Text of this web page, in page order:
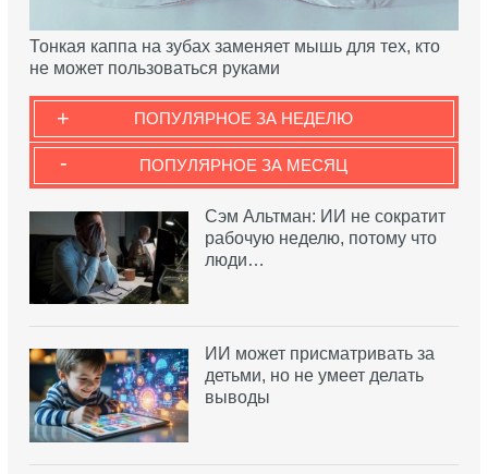
Тонкая каппа на зубах заменяет мышь для тех, кто
не может пользоваться руками
ПОПУЛЯРНОЕ ЗА НЕДЕЛЮ
+
ПОПУЛЯРНОЕ ЗА МЕСЯЦ
-
Сэм Альтман: ИИ не сократит
рабочую неделю, потому что
люди…
ИИ может присматривать за
детьми, но не умеет делать
выводы